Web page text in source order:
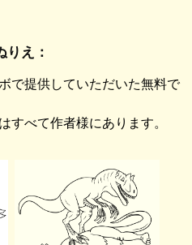
りえ：
で提供していただいた無料で
すべて作者様にあります。